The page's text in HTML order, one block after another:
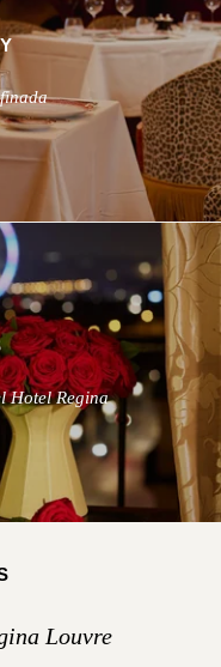
Hotel Regina
Louvre